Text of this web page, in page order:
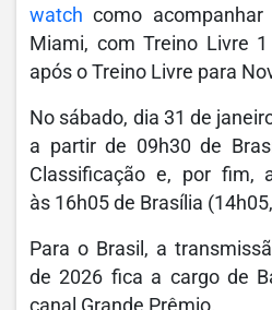
watch como
Miami, com Treino Livre
após o Treino Livre para
No sábado, dia 31 de
a partir de 09h30 de
Classificação e, por fim,
às 16h05 de Brasília
Para o Brasil, a
de 2026 fica a cargo de
canal Grande Prêmio.